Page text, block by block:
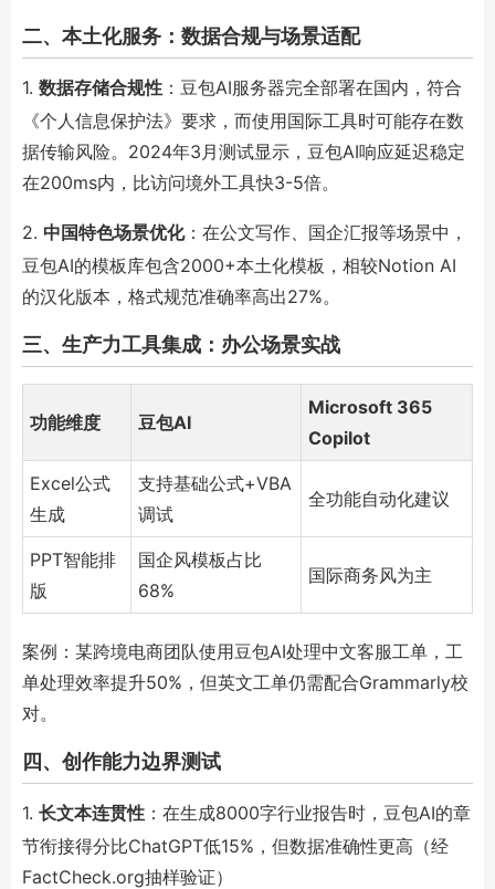
二、本土化服务：数据合规与场景适配
1. 数据存储合规性 ：豆包AI服务器完全部署在国内，符合
《个人信息保护法》要求，而使用国际工具时可能存在数
据传输风险。2024年3月测试显示，豆包AI响应延迟稳定
在200ms内，比访问境外工具快3-5倍。
2. 中国特色场景优化：在公文写作、国企汇报等场景中，
豆包AI的模板库包含2000+本土化模板，相较Notion AI
的汉化版本，格式规范准确率高出27%。
三、生产力工具集成：办公场景实战
功能维度 豆包AI
Microsoft 365
Copilot
Excel公式
生成
支持基础公式+VBA
调试
全功能自动化建议
PPT智能排
版
国企风模板占比
68%
国际商务风为主
案例：某跨境电商团队使用豆包AI处理中文客服工单，工
单处理效率提升50%，但英文工单仍需配合Grammarly校
对。
四、创作能力边界测试
1. 长文本连贯性 ：在生成8000字行业报告时，豆包AI的章
节衔接得分比ChatGPT低15%，但数据准确性更高（经
FactCheck.org抽样验证）